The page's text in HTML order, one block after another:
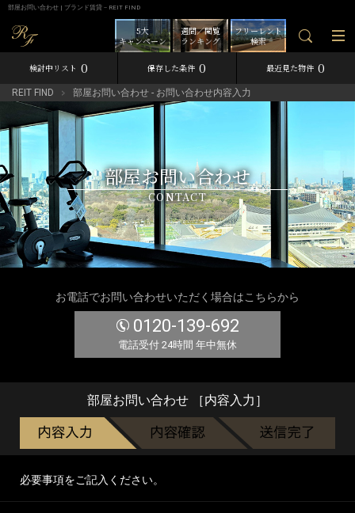
部屋お問い合わせ | ブランド賃貸－REIT FIND
フリーレント
検索
週間／閲覧
ランキング
5大
キャンペーン
検討中リスト 0 保存した条件 0 最近見た物件 0
REIT FIND 部屋お問い合わせ - お問い合わせ内容入力
部屋お問い合わせ
CONTACT
お電話でお問い合わせいただく場合はこちらから
0120-139-692
電話受付 24時間 年中無休
部屋お問い合わせ ［内容入力］
必要事項をご記入ください。